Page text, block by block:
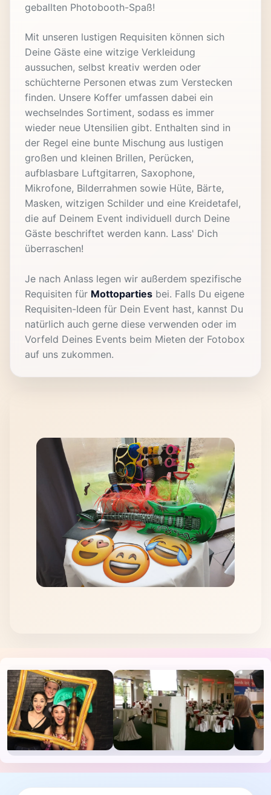
geballten Photobooth-Spaß!
Mit unseren lustigen Requisiten können sich
Deine Gäste eine witzige Verkleidung
aussuchen, selbst kreativ werden oder
schüchterne Personen etwas zum Verstecken
finden. Unsere Koffer umfassen dabei ein
wechselndes Sortiment, sodass es immer
wieder neue Utensilien gibt. Enthalten sind in
der Regel eine bunte Mischung aus lustigen
großen und kleinen Brillen, Perücken,
aufblasbare Luftgitarren, Saxophone,
Mikrofone, Bilderrahmen sowie Hüte, Bärte,
Masken, witzigen Schilder und eine Kreidetafel,
die auf Deinem Event individuell durch Deine
Gäste beschriftet werden kann. Lass' Dich
überraschen!
Je nach Anlass legen wir außerdem spezifische
Requisiten für Mottoparties bei. Falls Du eigene
Requisiten-Ideen für Dein Event hast, kannst Du
natürlich auch gerne diese verwenden oder im
Vorfeld Deines Events beim Mieten der Fotobox
auf uns zukommen.